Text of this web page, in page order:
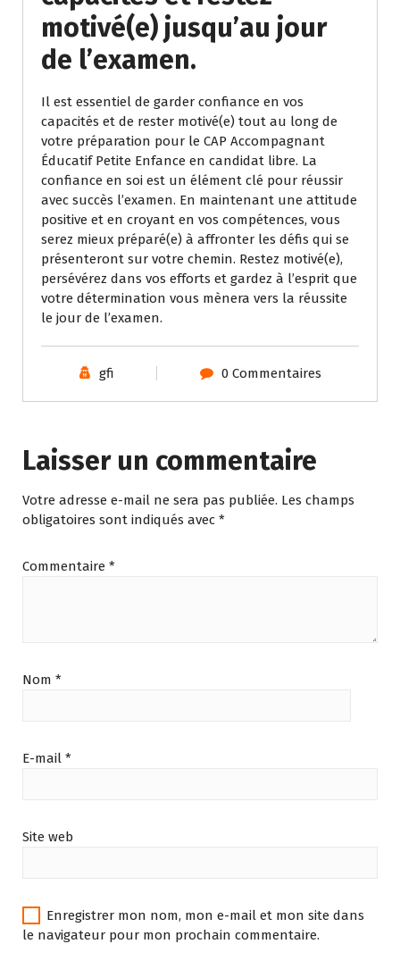
motivé(e) jusqu’au jour
de l’examen.
Il est essentiel de garder confiance en vos
capacités et de rester motivé(e) tout au long de
votre préparation pour le CAP Accompagnant
Éducatif Petite Enfance en candidat libre. La
confiance en soi est un élément clé pour réussir
avec succès l’examen. En maintenant une attitude
positive et en croyant en vos compétences, vous
serez mieux préparé(e) à affronter les défis qui se
présenteront sur votre chemin. Restez motivé(e),
persévérez dans vos efforts et gardez à l’esprit que
votre détermination vous mènera vers la réussite
le jour de l’examen.
gfi 0 Commentaires
Laisser un commentaire
Votre adresse e-mail ne sera pas publiée. Les champs
obligatoires sont indiqués avec *
Commentaire *
Nom *
E-mail *
Site web
Enregistrer mon nom, mon e-mail et mon site dans
le navigateur pour mon prochain commentaire.